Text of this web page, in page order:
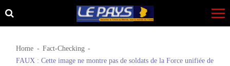
Skip
to
Skip
to
Home
Fact-Checking
FAUX : Cette image ne montre pas de soldats de la Force unifiée de